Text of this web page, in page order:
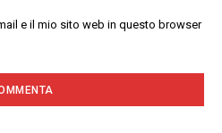
e il mio sito web in questo browser